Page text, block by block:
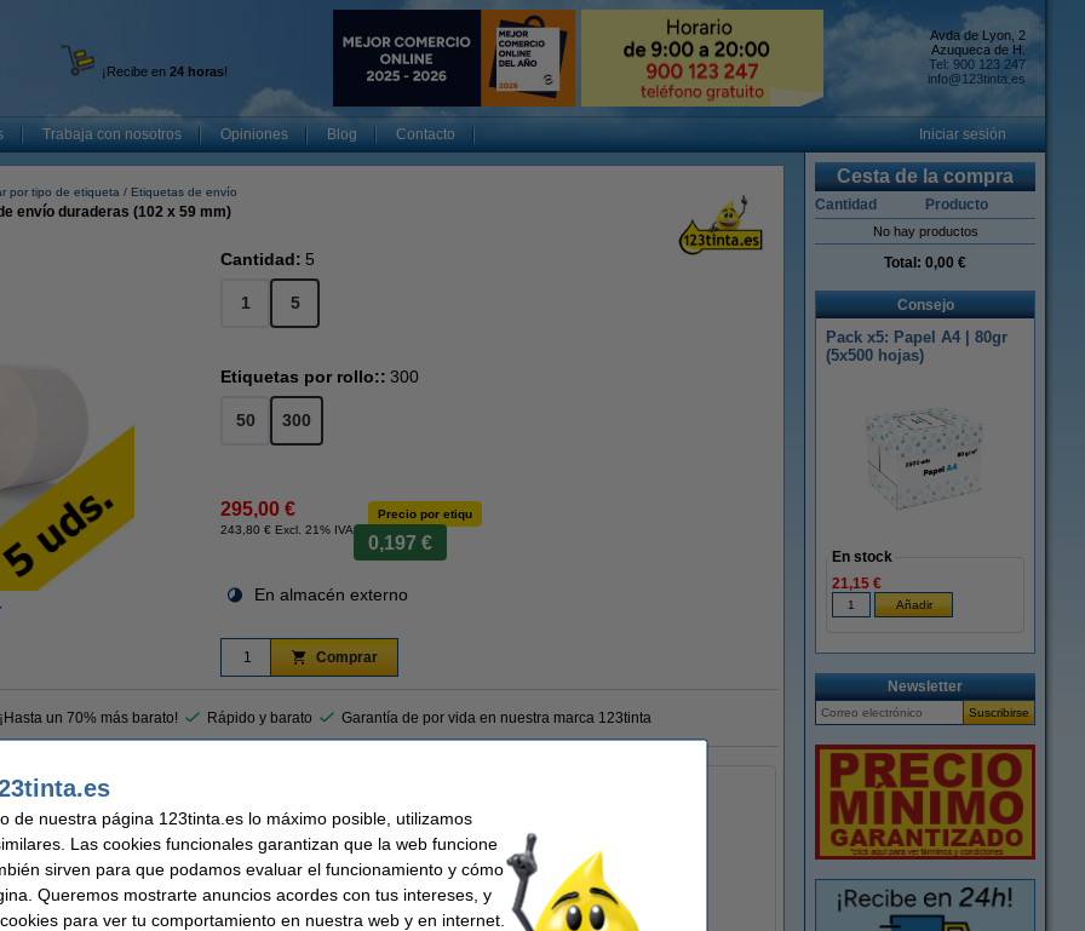
¡Recibe en 24 horas!
Avda de Lyon, 2
Azuqueca de H.
Tel: 900 123 247
info@123tinta.es
Trabaja con nosotros Opiniones Blog Contacto Iniciar sesión
por tipo de etiqueta Etiquetas de envío
envío duraderas (102 x 59 mm)
Cantidad: 5
1 5
Etiquetas por rollo:: 300
50 300
295,00 €
243,80 € Excl. 21% IVA
Precio por etiqu
0,197 €
En almacén externo
Comprar
un 70% más barato! Rápido y barato Garantía de por vida en nuestra marca 123tinta
de envío sostenibles para sistemas de rotulación 123tinta.
podrás imprimir tus propias etiquetas de envío para cajas, paquetes y productos.
a la humedad, altas y bajas temperaturas, abrasión y 24 tipos de químicos y líquidos.
etiquetas se pegarán perfectamente durante años, incluso en superficies curvas.
Cesta de la compra
Cantidad Producto
No hay productos
Total: 0,00 €
Consejo
Pack x5: Papel A4 | 80gr
(5x500 hojas)
En stock
21,15 €
Newsletter
de nuestra página 123tinta.es lo máximo posible, utilizamos
Las cookies funcionales garantizan que la web funcione
sirven para que podamos evaluar el funcionamiento y cómo
Queremos mostrarte anuncios acordes con tus intereses, y
para ver tu comportamiento en nuestra web y en internet.